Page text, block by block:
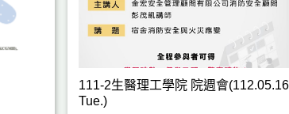
111-2生醫理工學院 院週會(112.05.16
Tue.)